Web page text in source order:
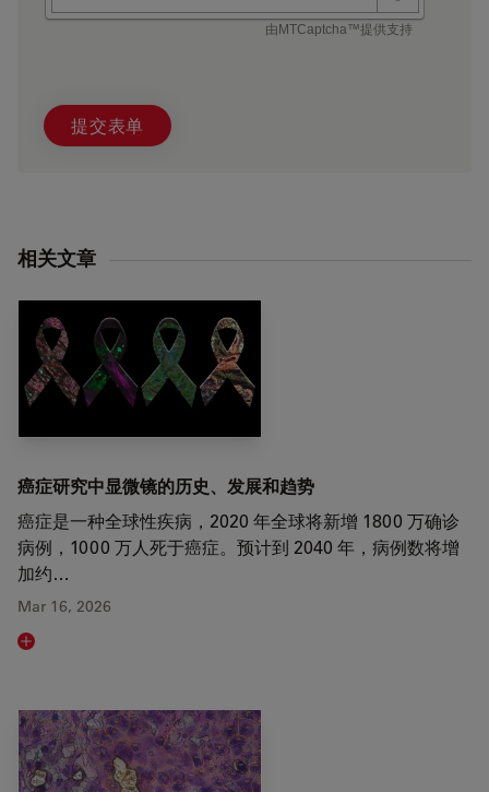
提交表单
相关文章
癌症研究中显微镜的历史、发展和趋势
癌症是一种全球性疾病，2020 年全球将新增 1800 万确诊
病例，1000 万人死于癌症。预计到 2040 年，病例数将增
加约…
Mar 16, 2026
Read article